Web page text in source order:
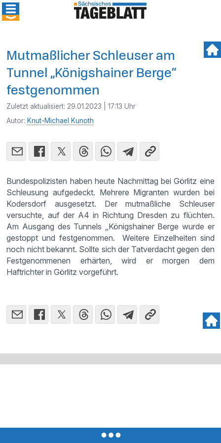
Mutmaßlicher Schleuser am
Tunnel „Königshainer Berge“
festgenommen
Zuletzt aktualisiert: 29.01.2023 | 17:13 Uhr
Autor: Knut-Michael Kunoth
Bundespolizisten haben heute Nachmittag bei Görlitz eine
Schleusung aufgedeckt. Mehrere Migranten wurden bei
Kodersdorf ausgesetzt. Der mutmaßliche Schleuser
versuchte, auf der A4 in Richtung Dresden zu flüchten.
Am Ausgang des Tunnels „Königshainer Berge wurde er
gestoppt und festgenommen. Weitere Einzelheiten sind
noch nicht bekannt. Sollte sich der Tatverdacht gegen den
Festgenommenen erhärten, wird er morgen dem
Haftrichter in Görlitz vorgeführt.